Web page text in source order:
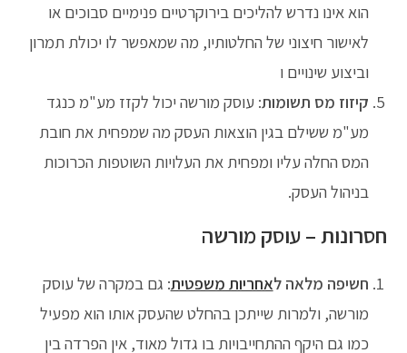
הוא אינו נדרש להליכים בירוקרטיים פנימיים סבוכים או
לאישור חיצוני של החלטותיו, מה שמאפשר לו יכולת תמרון
וביצוע שינויים ו
קיזוז מס תשומות: עוסק מורשה יכול לקזז מע"מ כנגד
מע"מ ששילם בגין הוצאות העסק מה שמפחית את חובת
המס החלה עליו ומפחית את העלויות השוטפות הכרוכות
בניהול העסק.
חסרונות – עוסק מורשה
חשיפה מלאה לאחריות משפטית: גם במקרה של עוסק
מורשה, ולמרות שייתכן בהחלט שהעסק אותו הוא מפעיל
כמו גם היקף ההתחייבויות בו גדול מאוד, אין הפרדה בין